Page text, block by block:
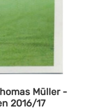
Müller -
2016/17